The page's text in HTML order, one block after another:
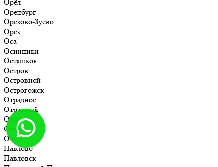
Орёл
Оренбург
Орехово-Зуево
Орск
Оса
Осинники
Осташков
Остров
Островной
Острогожск
Отрадное
Отрадный
Оха
Оханск
Очёр
Павлово
Павловск